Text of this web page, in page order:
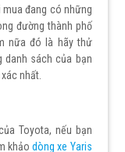
mua đang có những
đường thành phố
nữa đó là hãy thử
sách của bạn
nhất.
Toyota, nếu bạn
khảodòng xe Yaris